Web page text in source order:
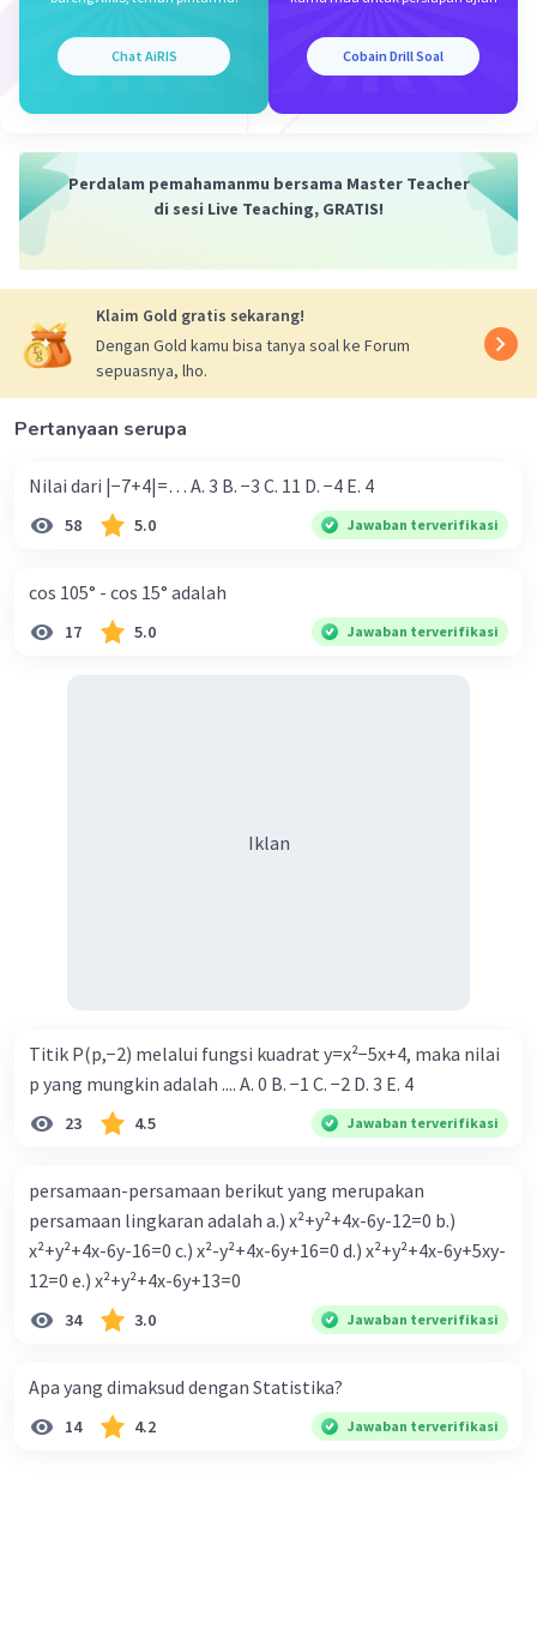
Chat AiRIS Cobain Drill Soal
Perdalam pemahamanmu bersama Master Teacher
di sesi Live Teaching, GRATIS!
Klaim Gold gratis sekarang!
Dengan Gold kamu bisa tanya soal ke Forum
sepuasnya, lho.
Pertanyaan serupa
Nilai dari |−7+4|=… A. 3 B. −3 C. 11 D. −4 E. 4
58 5.0 Jawaban terverifikasi
cos 105° - cos 15° adalah
17 5.0 Jawaban terverifikasi
Iklan
Titik P(p,−2) melalui fungsi kuadrat y=x²−5x+4, maka nilai
p yang mungkin adalah .... A. 0 B. −1 C. −2 D. 3 E. 4
23 4.5 Jawaban terverifikasi
persamaan-persamaan berikut yang merupakan
persamaan lingkaran adalah a.) x²+y²+4x-6y-12=0 b.)
x²+y²+4x-6y-16=0 c.) x²-y²+4x-6y+16=0 d.) x²+y²+4x-6y+5xy-
12=0 e.) x²+y²+4x-6y+13=0
34 3.0 Jawaban terverifikasi
Apa yang dimaksud dengan Statistika?
14 4.2 Jawaban terverifikasi